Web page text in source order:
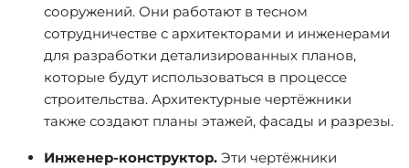
сооружений. Они работают в тесном
сотрудничестве с архитекторами и инженерами
для разработки детализированных планов,
которые будут использоваться в процессе
строительства. Архитектурные чертёжники
также создают планы этажей, фасады и разрезы.
Инженер-конструктор. Эти чертёжники